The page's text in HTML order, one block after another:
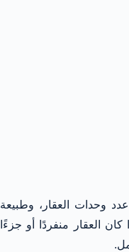
وحدات العقار، وطبيعة
كان العقار منفردًا أو جزءًا